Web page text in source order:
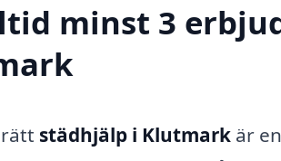
minst 3
städhjälp i Klutmark är